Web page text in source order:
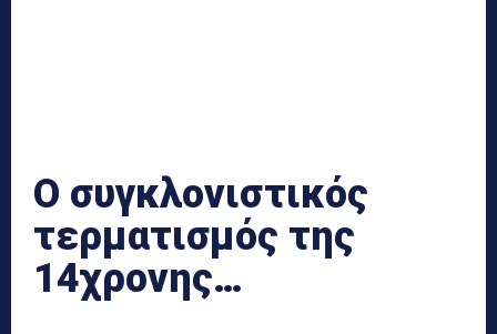
Ο συγκλονιστικός
τερματισμός της
14χρονης…